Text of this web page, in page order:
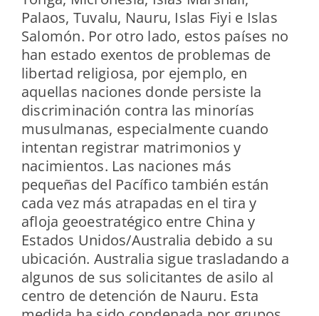
Palaos, Tuvalu, Nauru, Islas Fiyi e Islas
Salomón. Por otro lado, estos países no
han estado exentos de problemas de
libertad religiosa, por ejemplo, en
aquellas naciones donde persiste la
discriminación contra las minorías
musulmanas, especialmente cuando
intentan registrar matrimonios y
nacimientos. Las naciones más
pequeñas del Pacífico también están
cada vez más atrapadas en el tira y
afloja geoestratégico entre China y
Estados Unidos/Australia debido a su
ubicación. Australia sigue trasladando a
algunos de sus solicitantes de asilo al
centro de detención de Nauru. Esta